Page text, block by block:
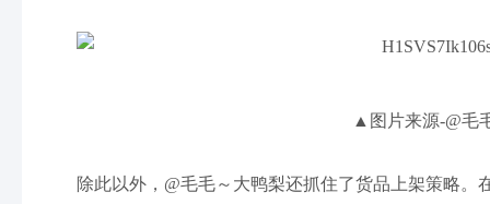
▲图片来源-@毛
除此以外，@毛毛～大鸭梨还抓住了货品上架策略